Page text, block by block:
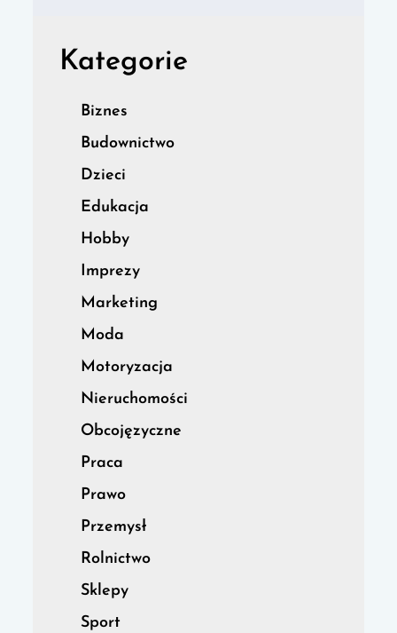
Kategorie
Biznes
Budownictwo
Dzieci
Edukacja
Hobby
Imprezy
Marketing
Moda
Motoryzacja
Nieruchomości
Obcojęzyczne
Praca
Prawo
Przemysł
Rolnictwo
Sklepy
Sport